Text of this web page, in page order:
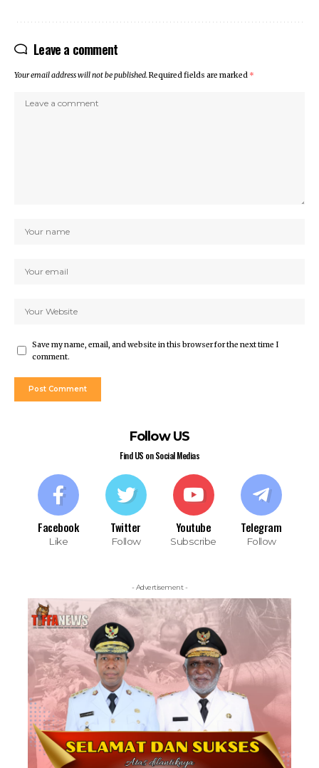
Leave a comment
Your email address will not be published.Required fields are marked *
Save my name, email, and website in this browser for the next time I
comment.
Follow US
Find US on Social Medias
Facebook
Like
Twitter
Follow
Youtube
Subscribe
Telegram
Follow
- Advertisement -